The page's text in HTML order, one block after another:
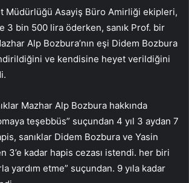
Müdürlüğü Asayiş Büro Amirliği ekipleri,
3 bin 500 lira öderken, sanık Prof. bir
Alp Bozbura’nın eşi Didem Bozbura
ve kendisine heyet verildiğini
Mazhar Alp Bozbura hakkında
teşebbüs” suçundan 4 yıl 3 aydan 7
sanıklar Didem Bozbura ve Yasin
3’e kadar hapis cezası istendi. her biri
yardım etme” suçundan. 9 yıla kadar